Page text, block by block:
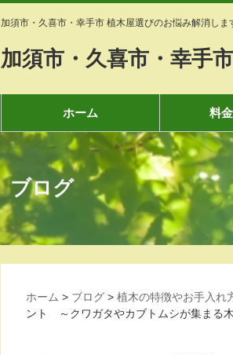
加須市・久喜市・幸手市 植木屋選びのお悩み解消しま
加須市・久喜市・幸手
ホーム 料
ブログ
ホーム > ブログ > 植木の特徴やお手入れ
ント ～クワガタやカブトムシが集まる